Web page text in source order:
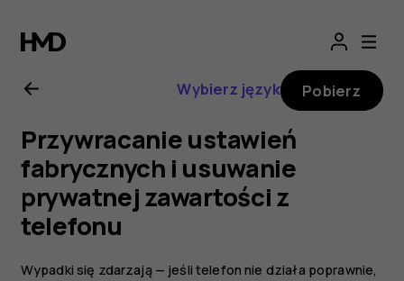
Nokia
2.1
—
instrukcja
obsługi
Wybierz język Pobierz
Przywracanie ustawień
fabrycznych i usuwanie
prywatnej zawartości z
telefonu
Wypadki się zdarzają — jeśli telefon nie działa poprawnie,